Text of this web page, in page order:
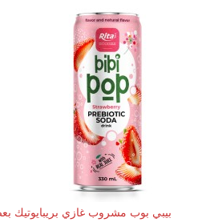
بيبي بوب مشروب غازي بريبايوتيك